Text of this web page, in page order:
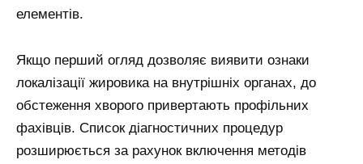
елементів.
Якщо перший огляд дозволяє виявити ознаки
локалізації жировика на внутрішніх органах, до
обстеження хворого привертають профільних
фахівців. Список діагностичних процедур
розширюється за рахунок включення методів